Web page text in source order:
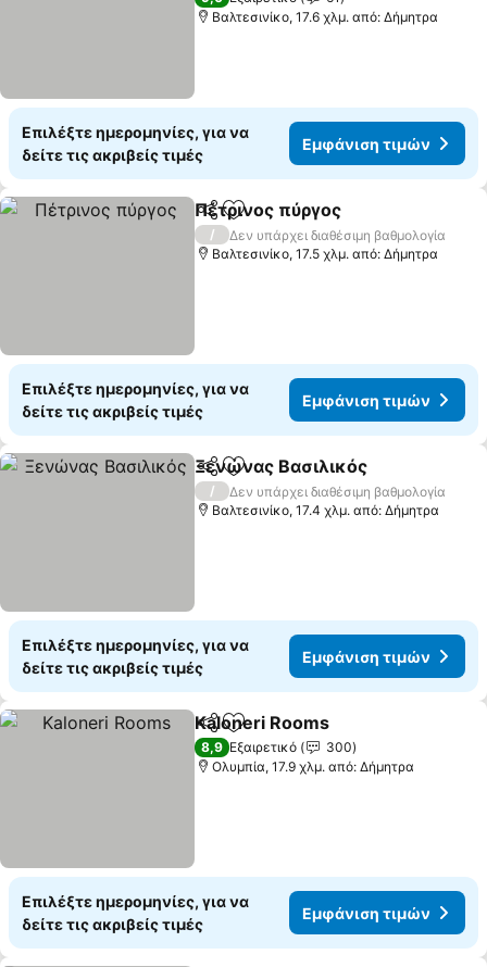
Βαλτεσινίκο, 17.6 χλμ. από: Δήμητρα
Επιλέξτε ημερομηνίες, για να
δείτε τις ακριβείς τιμές
Εμφάνιση τιμών
Κοινοποίηση
Προσθήκη στα αγαπημένα
Πέτρινος πύργος
/
Δεν υπάρχει διαθέσιμη βαθμολογία
Βαλτεσινίκο, 17.5 χλμ. από: Δήμητρα
Επιλέξτε ημερομηνίες, για να
δείτε τις ακριβείς τιμές
Εμφάνιση τιμών
Κοινοποίηση
Προσθήκη στα αγαπημένα
Ξενώνας Βασιλικός
/
Δεν υπάρχει διαθέσιμη βαθμολογία
Βαλτεσινίκο, 17.4 χλμ. από: Δήμητρα
Επιλέξτε ημερομηνίες, για να
δείτε τις ακριβείς τιμές
Εμφάνιση τιμών
Κοινοποίηση
Προσθήκη στα αγαπημένα
Kaloneri Rooms
8,9 Εξαιρετικό
300
Ολυμπία, 17.9 χλμ. από: Δήμητρα
Επιλέξτε ημερομηνίες, για να
δείτε τις ακριβείς τιμές
Εμφάνιση τιμών